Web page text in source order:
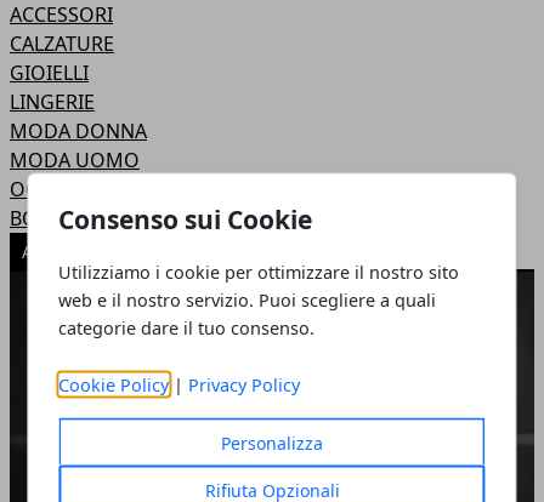
Consenso sui Cookie
Utilizziamo i cookie per ottimizzare il nostro sito
web e il nostro servizio. Puoi scegliere a quali
categorie dare il tuo consenso.
Cookie Policy | Privacy Policy
Personalizza
Rifiuta Opzionali
ACCESSORI
CALZATURE
GIOIELLI
LINGERIE
MODA DONNA
MODA UOMO
OCCHIALI
BORSE
ARTICOLI POPOLARI